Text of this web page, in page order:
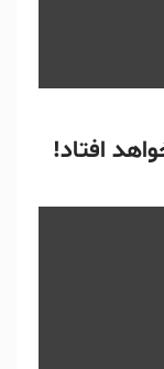
افتاد!